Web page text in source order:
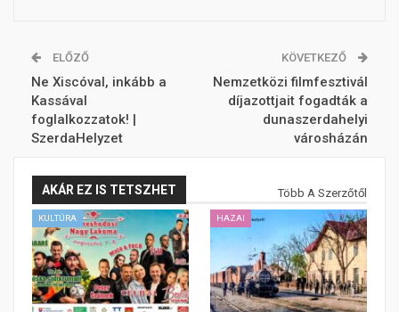
ELŐZŐ
Ne Xiscóval, inkább a
Kassával
foglalkozzatok! |
SzerdaHelyzet
KÖVETKEZŐ
Nemzetközi filmfesztivál
díjazottjait fogadták a
dunaszerdahelyi
városházán
AKÁR EZ IS TETSZHET Több A Szerzőtől
KULTÚRA HAZAI